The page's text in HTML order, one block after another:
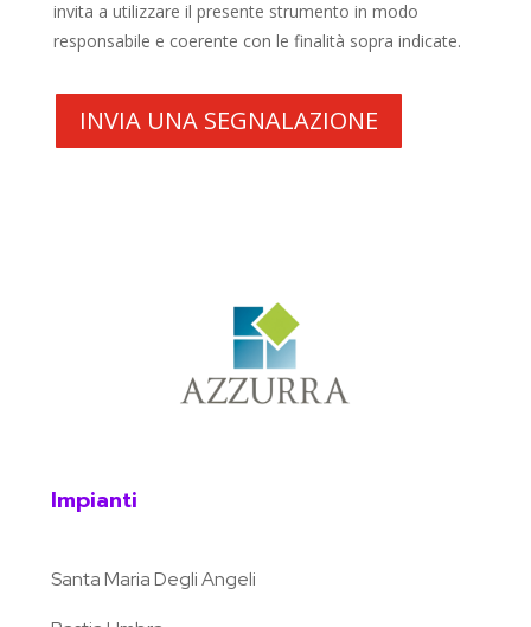
invita a utilizzare il presente strumento in modo
responsabile e coerente con le finalità sopra indicate.
INVIA UNA SEGNALAZIONE
Impianti
Santa Maria Degli Angeli